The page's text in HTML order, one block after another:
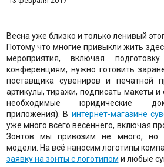
Весна уже близко и только ленивый
Потому что многие привыкли жить
мероприятия, включая
конференциям, нужно готовить
поставщика сувениров и печатной
артикулы, тиражи, подписать макеты
необходимые юридические
приложения). В интернет-магазине
уже много всего весеннего, включая
Зонтов мы привозим не много, но
модели. На всё наносим логотипы
заявку на зонты с логотипом и любые